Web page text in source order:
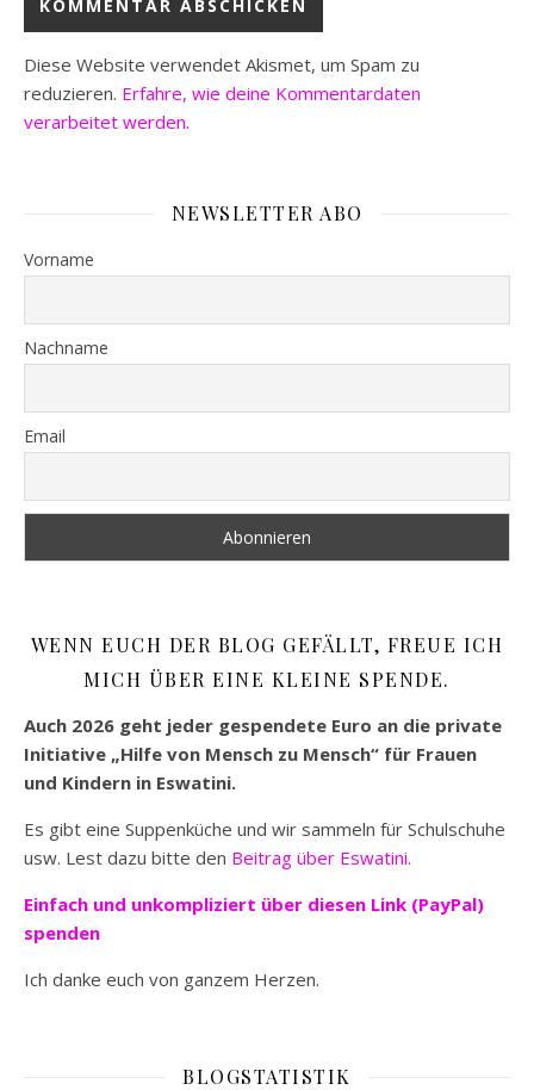
Diese Website verwendet Akismet, um Spam zu
reduzieren. Erfahre, wie deine Kommentardaten
verarbeitet werden.
NEWSLETTER ABO
Vorname
Nachname
Email
WENN EUCH DER BLOG GEFÄLLT, FREUE ICH
MICH ÜBER EINE KLEINE SPENDE.
Auch 2026 geht jeder gespendete Euro an die private
Initiative „Hilfe von Mensch zu Mensch“ für Frauen
und Kindern in Eswatini.
Es gibt eine Suppenküche und wir sammeln für Schulschuhe
usw. Lest dazu bitte den Beitrag über Eswatini.
Einfach und unkompliziert über diesen Link (PayPal)
spenden
Ich danke euch von ganzem Herzen.
BLOGSTATISTIK